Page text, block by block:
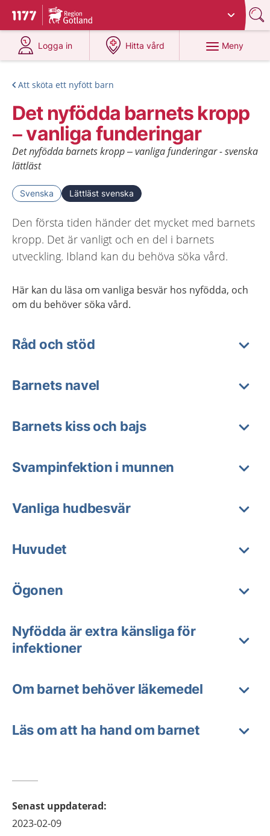
Till startsidan för 1177
Du har valt region
Logga in
på 1177.se
Hitta vård
på 1177.se
Meny
Att sköta ett nyfött barn
Det nyfödda barnets kropp
– vanliga funderingar
Det nyfödda barnets kropp – vanliga funderingar - svenska
lättläst
Svenska Lättläst svenska
Den första tiden händer det mycket med barnets
kropp. Det är vanligt och en del i barnets
utveckling. Ibland kan du behöva söka vård.
Här kan du läsa om vanliga besvär hos nyfödda, och
om du behöver söka vård.
Råd och stöd
Barnets navel
Barnets kiss och bajs
Svampinfektion i munnen
Vanliga hudbesvär
Huvudet
Ögonen
Nyfödda är extra känsliga för
infektioner
Om barnet behöver läkemedel
Läs om att ha hand om barnet
Senast uppdaterad:
2023-02-09